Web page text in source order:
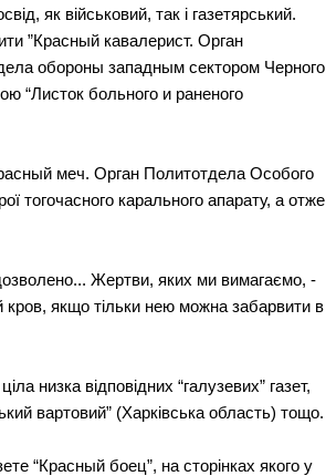
як військовий, так і газетярський.
”Красный кавалерист. Орган
обороны западным сектором Черного
“Листок больного и раненого
меч. Орган Политотдела Особого
тогочасного карального апарату, а отже
Жертви, яких ми вимагаємо, -
якщо тільки нею можна забарвити в
низка відповідних “галузевих” газет,
вартовий” (Харківська область) тощо.
“Красный боец”, на сторінках якого у